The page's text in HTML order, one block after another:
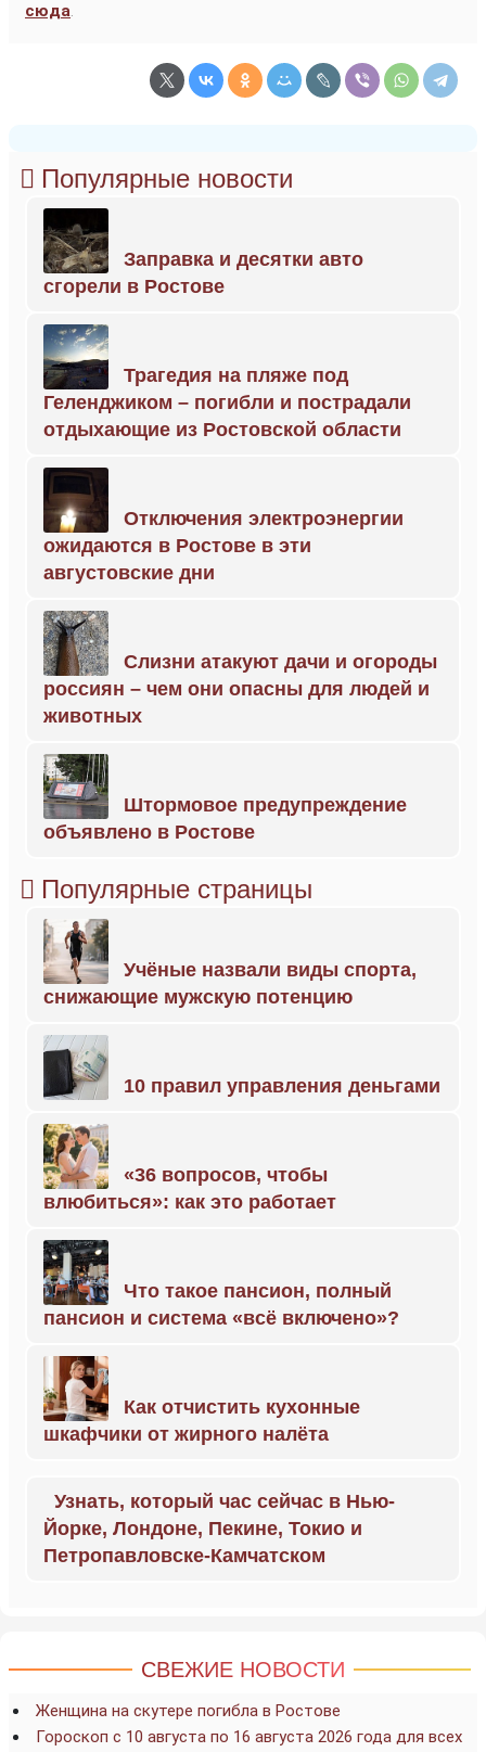
сюда.
Популярные новости
Заправка и десятки авто
сгорели в Ростове
Трагедия на пляже под
Геленджиком – погибли и пострадали
отдыхающие из Ростовской области
Отключения электроэнергии
ожидаются в Ростове в эти
августовские дни
Слизни атакуют дачи и огороды
россиян – чем они опасны для людей и
животных
Штормовое предупреждение
объявлено в Ростове
Популярные страницы
Учёные назвали виды спорта,
снижающие мужскую потенцию
10 правил управления деньгами
«36 вопросов, чтобы
влюбиться»: как это работает
Что такое пансион, полный
пансион и система «всё включено»?
Как отчистить кухонные
шкафчики от жирного налёта
Узнать, который час сейчас в Нью-
Йорке, Лондоне, Пекине, Токио и
Петропавловске-Камчатском
СВЕЖИЕ НОВОСТИ
Женщина на скутере погибла в Ростове
Гороскоп с 10 августа по 16 августа 2026 года для всех